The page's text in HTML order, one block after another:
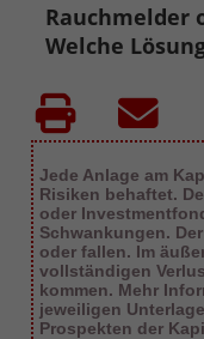
Rauchmelder
Welche
Jede Anlage am
Risiken behaftet.
oder
Schwankungen.
oder fallen. Im
vollständigen
kommen. Mehr
jeweiligen
Prospekten der